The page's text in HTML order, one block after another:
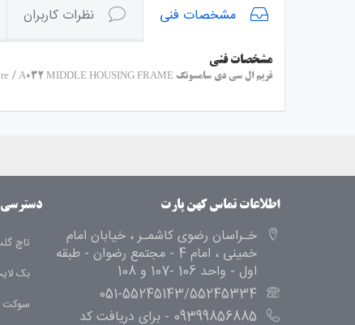
مشخصات فنی نظرات کاربران
مشخصات فنی
فریم ال سی دی سامسونگ Samsung A03 Core / A032 MIDDLE HOUSING FRAME
اطلاعات تماس کهن پارت
خـراسان رضوی کاشمـر ، خیابان امام
خمینی ، امام 4 - مجتمع رضوان - طبقه
اول - واحد 106 -107 و 108
051-55245143/55245334
09399856885 - برای دریافت کد
دسترسی
تاچ
بک
سوکت